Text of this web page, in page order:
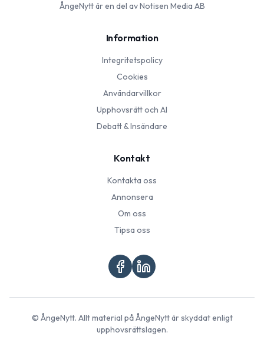
ÅngeNyttär en del av Notisen Media AB
Information
Integritetspolicy
Cookies
Användarvillkor
Upphovsrätt och AI
Debatt & Insändare
Kontakt
Kontakta oss
Annonsera
Om oss
Tipsa oss
© ÅngeNytt. Allt material påÅngeNyttär skyddat enligt
upphovsrättslagen.